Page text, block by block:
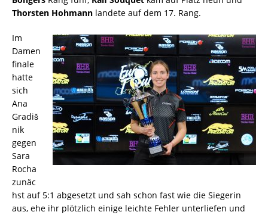
Thorsten Hohmann landete auf dem 17. Rang.
Im
Damen
finale
hatte
sich
Ana
Gradiš
nik
gegen
Sara
Rocha
zunäc
hst auf 5:1 abgesetzt und sah schon fast wie die Siegerin
aus, ehe ihr plötzlich einige leichte Fehler unterliefen und